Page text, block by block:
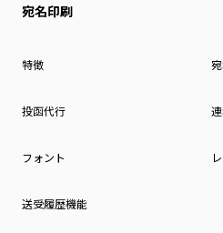
宛名印刷
特徴
投函代行
フォント
送受履歴機能